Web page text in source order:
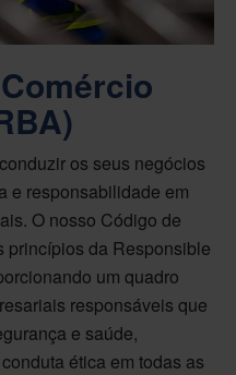
os seus negócios
e responsabilidade em
O nosso Código de
princípios da Responsible
um quadro
responsáveis que
e saúde,
ética em todas as